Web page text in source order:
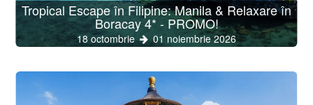
Tropical Escape în Filipine: Manila & Relaxare în
Boracay 4* - PROMO!
18 octombrie 01 noiembrie 2026